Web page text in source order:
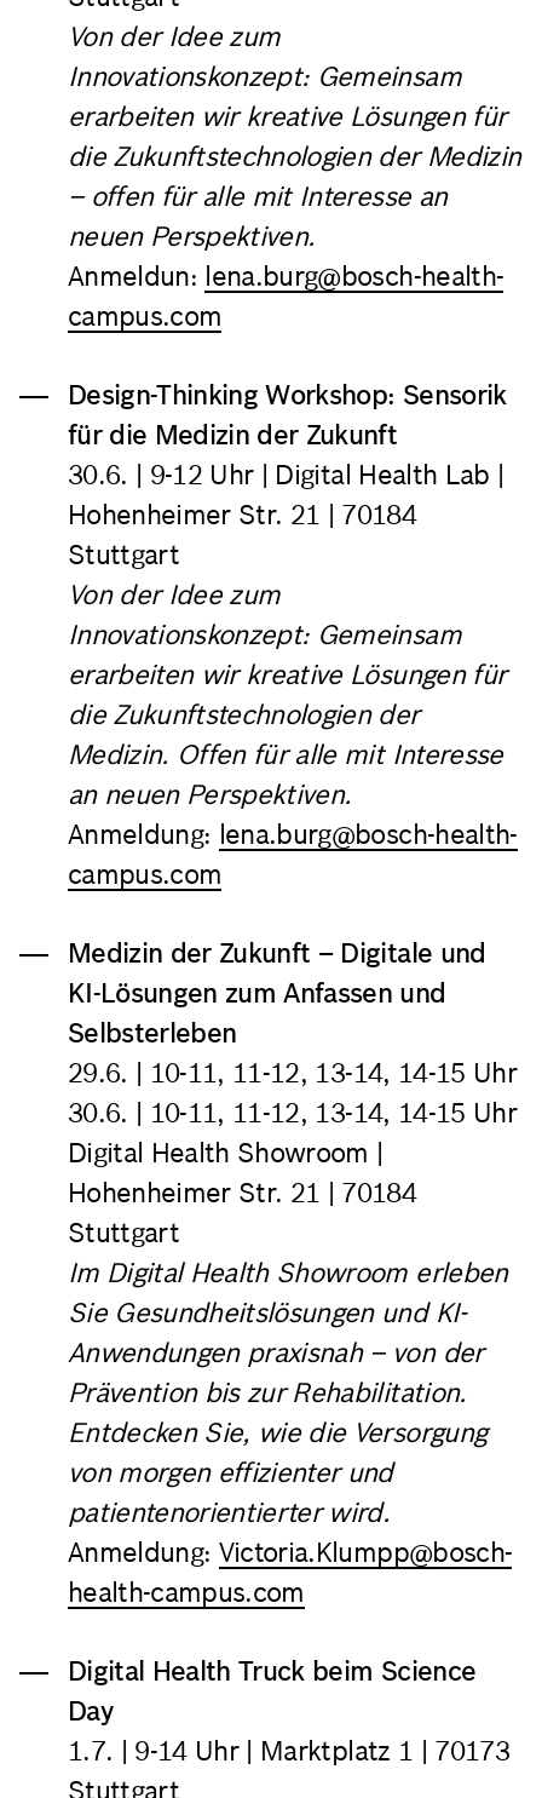
Von der Idee zum
Innovationskonzept: Gemeinsam
erarbeiten wir kreative Lösungen für
die Zukunftstechnologien der Medizin
– offen für alle mit Interesse an
neuen Perspektiven.
Anmeldun: lena.burg@bosch-health-
campus.com
Design-Thinking Workshop: Sensorik
für die Medizin der Zukunft
30.6. | 9-12 Uhr | Digital Health Lab |
Hohenheimer Str. 21 | 70184
Stuttgart
Von der Idee zum
Innovationskonzept: Gemeinsam
erarbeiten wir kreative Lösungen für
die Zukunftstechnologien der
Medizin. Offen für alle mit Interesse
an neuen Perspektiven.
Anmeldung: lena.burg@bosch-health-
campus.com
Medizin der Zukunft – Digitale und
KI-Lösungen zum Anfassen und
Selbsterleben
29.6. | 10-11, 11-12, 13-14, 14-15 Uhr
30.6. | 10-11, 11-12, 13-14, 14-15 Uhr
Digital Health Showroom |
Hohenheimer Str. 21 | 70184
Stuttgart
Im Digital Health Showroom erleben
Sie Gesundheitslösungen und KI-
Anwendungen praxisnah – von der
Prävention bis zur Rehabilitation.
Entdecken Sie, wie die Versorgung
von morgen effizienter und
patientenorientierter wird.
Anmeldung: Victoria.Klumpp@bosch-
health-campus.com
Digital Health Truck beim Science
Day
1.7. | 9-14 Uhr | Marktplatz 1 | 70173
Stuttgart